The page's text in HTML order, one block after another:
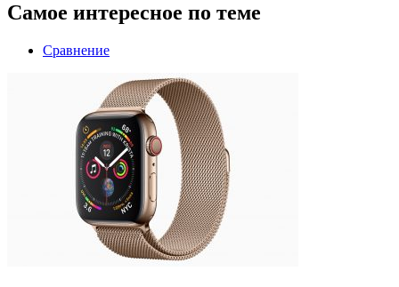
Самое интересное по теме
Сравнение